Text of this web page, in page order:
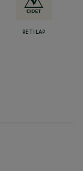
RETILAP